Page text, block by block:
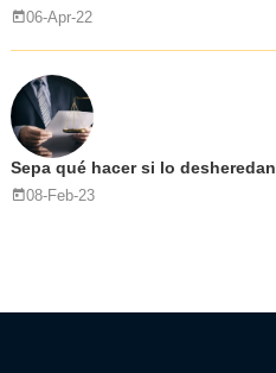
06-Apr-22
Sepa qué hacer si lo desheredan
08-Feb-23